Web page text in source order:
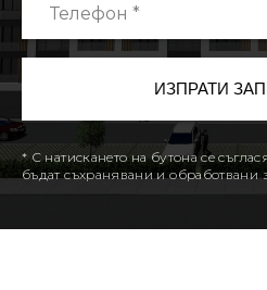
* С натискането на бутона се
бъдат съхранявани и обработвани